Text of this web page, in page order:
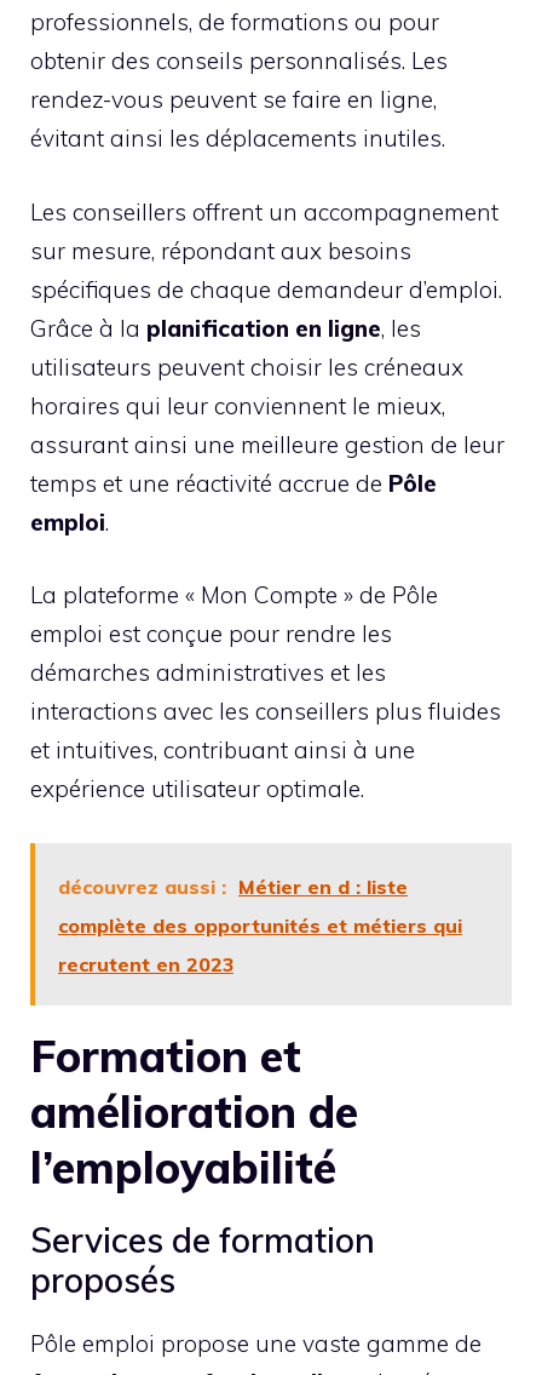
professionnels, de formations ou pour
obtenir des conseils personnalisés. Les
rendez-vous peuvent se faire en ligne,
évitant ainsi les déplacements inutiles.
Les conseillers offrent un accompagnement
sur mesure, répondant aux besoins
spécifiques de chaque demandeur d’emploi.
Grâce à la planification en ligne, les
utilisateurs peuvent choisir les créneaux
horaires qui leur conviennent le mieux,
assurant ainsi une meilleure gestion de leur
temps et une réactivité accrue de Pôle
emploi.
La plateforme « Mon Compte » de Pôle
emploi est conçue pour rendre les
démarches administratives et les
interactions avec les conseillers plus fluides
et intuitives, contribuant ainsi à une
expérience utilisateur optimale.
découvrez aussi : Métier en d : liste
complète des opportunités et métiers qui
recrutent en 2023
Formation et
amélioration de
l’employabilité
Services de formation
proposés
Pôle emploi propose une vaste gamme de